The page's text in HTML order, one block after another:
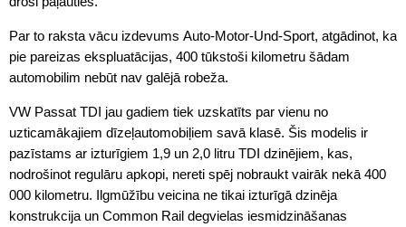
Par to raksta vācu izdevums Auto-Motor-Und-Sport, atgādinot, ka
pie pareizas ekspluatācijas, 400 tūkstoši kilometru šādam
automobilim nebūt nav galējā robeža.
VW Passat TDI jau gadiem tiek uzskatīts par vienu no
uzticamākajiem dīzeļautomobiļiem savā klasē. Šis modelis ir
pazīstams ar izturīgiem 1,9 un 2,0 litru TDI dzinējiem, kas,
nodrošinot regulāru apkopi, nereti spēj nobraukt vairāk nekā 400
000 kilometru. Ilgmūžību veicina ne tikai izturīgā dzinēja
konstrukcija un Common Rail degvielas iesmidzināšanas